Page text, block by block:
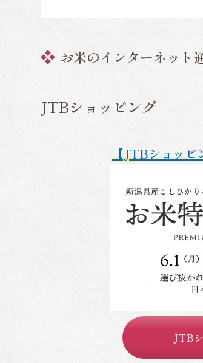
お米のインターネット
JTBショッピング
【JTBショッピ
JTB